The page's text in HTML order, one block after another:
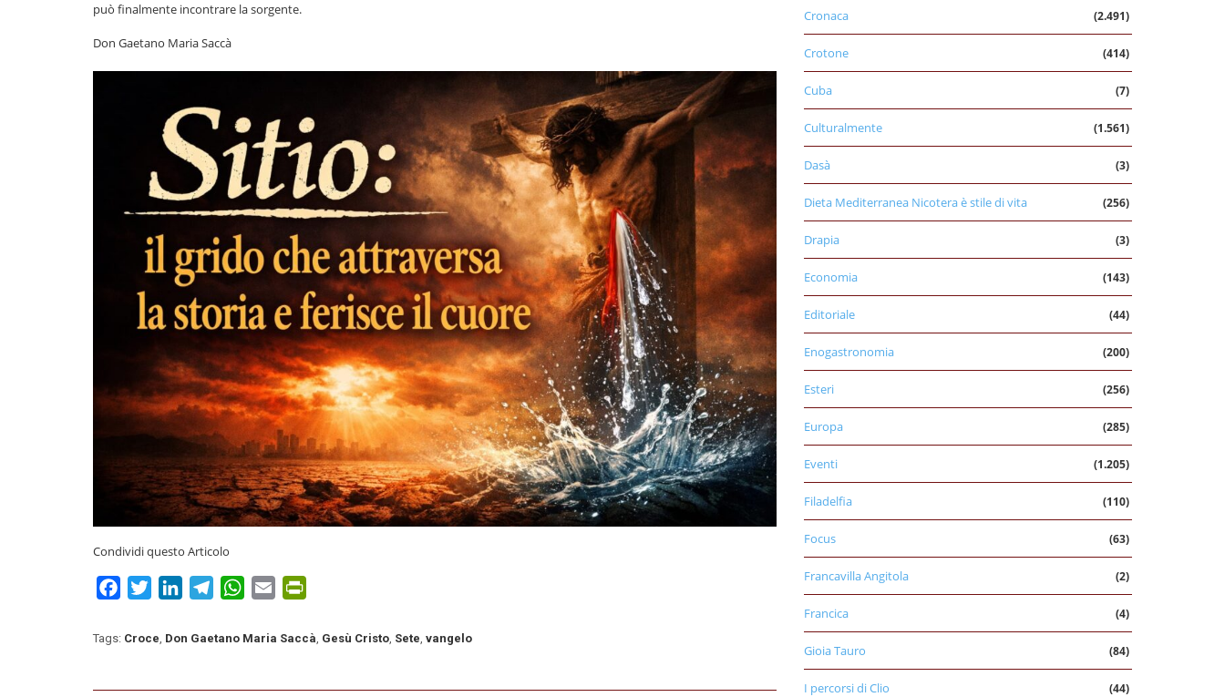
può finalmente incontrare la sorgente.
Don Gaetano Maria Saccà
Condividi questo Articolo
FacebookTwitterLinkedInTelegramWhatsApp
Email
Tags: Croce, Don Gaetano Maria Saccà, Gesù Cristo, Sete, vangelo
Cronaca (2.491)
Crotone (414)
Cuba (7)
Culturalmente (1.561)
Dasà (3)
Dieta Mediterranea Nicotera è stile di vita (256)
Drapia (3)
Economia (143)
Editoriale (44)
Enogastronomia (200)
Esteri (256)
Europa (285)
Eventi (1.205)
Filadelfia (110)
Focus (63)
Francavilla Angitola (2)
Francica (4)
Gioia Tauro (84)
I percorsi di Clio (44)